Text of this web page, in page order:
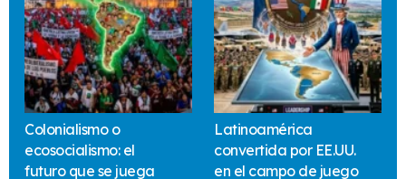
Colonialismo o
ecosocialismo: el
futuro que se juega
Latinoamérica
convertida por EE.UU.
en el campo de juego